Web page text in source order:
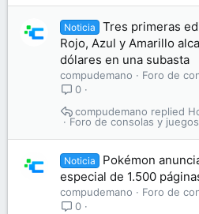
Noticia
Tres primeras
Rojo, Azul y Amarillo
dólares en una subasta
compudemano
Foro de
0
Foro de consolas y juegos
compudemano
Noticia
Pokémon
especial de 1.500
compudemano
Foro de
0